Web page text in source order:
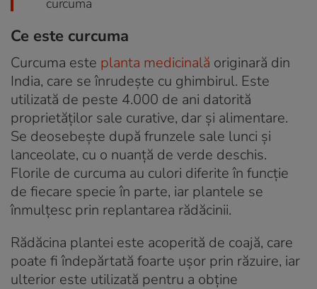
curcuma
Ce este curcuma
Curcuma este planta medicinală originară din
India, care se înrudește cu ghimbirul. Este
utilizată de peste 4.000 de ani datorită
proprietăților sale curative, dar și alimentare.
Se deosebește după frunzele sale lunci și
lanceolate, cu o nuanță de verde deschis.
Florile de curcuma au culori diferite în funcție
de fiecare specie în parte, iar plantele se
înmulțesc prin replantarea rădăcinii.
Rădăcina plantei este acoperită de coajă, care
poate fi îndepărtată foarte ușor prin răzuire, iar
ulterior este utilizată pentru a obține